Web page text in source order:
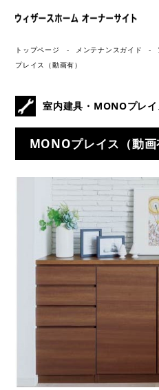
ウ
トップページ メンテナンスガイド
プレイス（動画有）
室内建具・MONOプレイ
MONOプレイス（動画